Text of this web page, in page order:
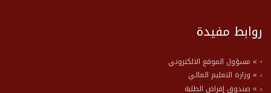
روابط مفيدة
» مسؤول الموقع الالكتروني
» وزارة التعليم العالي
» صندوق إقراض الطلبة